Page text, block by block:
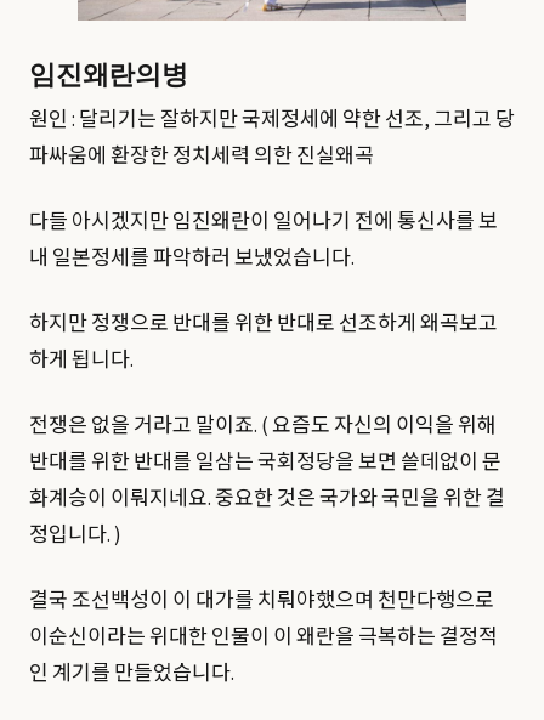
임진왜란의병
원인 : 달리기는 잘하지만 국제정세에 약한 선조, 그리고 당
파싸움에 환장한 정치세력 의한 진실왜곡
다들 아시겠지만 임진왜란이 일어나기 전에 통신사를 보
내 일본정세를 파악하러 보냈었습니다.
하지만 정쟁으로 반대를 위한 반대로 선조하게 왜곡보고
하게 됩니다.
전쟁은 없을 거라고 말이죠. ( 요즘도 자신의 이익을 위해
반대를 위한 반대를 일삼는 국회정당을 보면 쓸데없이 문
화계승이 이뤄지네요. 중요한 것은 국가와 국민을 위한 결
정입니다. )
결국 조선백성이 이 대가를 치뤄야했으며 천만다행으로
이순신이라는 위대한 인물이 이 왜란을 극복하는 결정적
인 계기를 만들었습니다.